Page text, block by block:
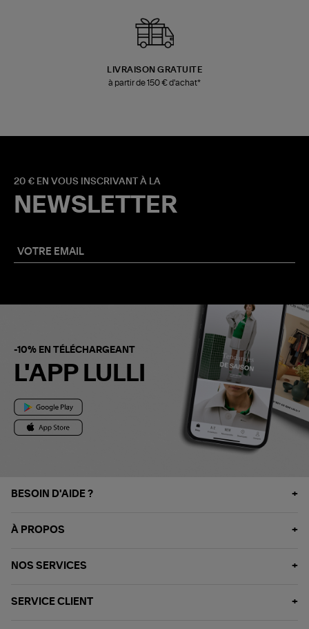
LIVRAISON GRATUITE
à partir de 150 € d'achat*
20 € EN VOUS INSCRIVANT À LA
NEWSLETTER
-10% EN TÉLÉCHARGEANT
L'APP LULLI
BESOIN D'AIDE ?
À PROPOS
NOS SERVICES
SERVICE CLIENT